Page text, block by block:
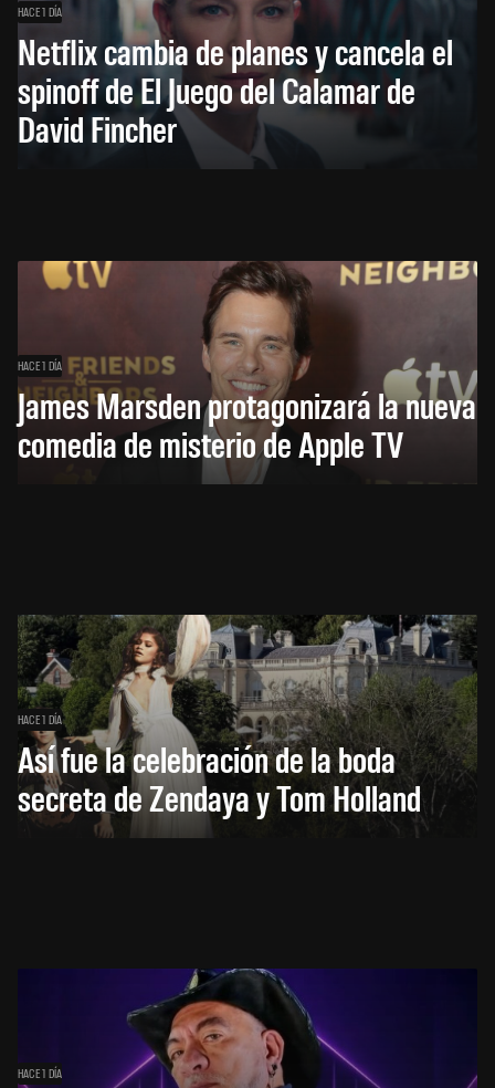
HACE 1 DÍA
Netflix cambia de planes y cancela el
spinoff de El Juego del Calamar de
David Fincher
HACE 1 DÍA
James Marsden protagonizará la nueva
comedia de misterio de Apple TV
HACE 1 DÍA
Así fue la celebración de la boda
secreta de Zendaya y Tom Holland
HACE 1 DÍA